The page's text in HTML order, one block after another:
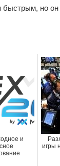
быстрым, но
и
игры